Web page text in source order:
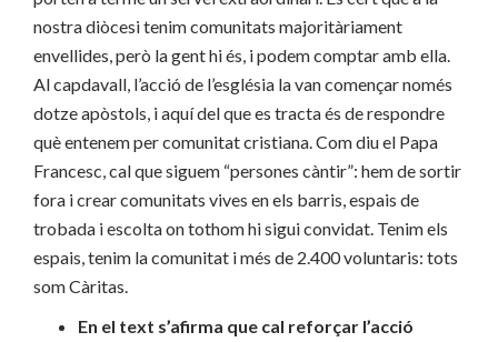
nostra diòcesi tenim comunitats majoritàriament
envellides, però la gent hi és, i podem comptar amb ella.
Al capdavall, l’acció de l’església la van començar només
dotze apòstols, i aquí del que es tracta és de respondre
què entenem per comunitat cristiana. Com diu el Papa
Francesc, cal que siguem “persones càntir”: hem de sortir
fora i crear comunitats vives en els barris, espais de
trobada i escolta on tothom hi sigui convidat. Tenim els
espais, tenim la comunitat i més de 2.400 voluntaris: tots
som Càritas.
En el text s’afirma que cal reforçar l’acció